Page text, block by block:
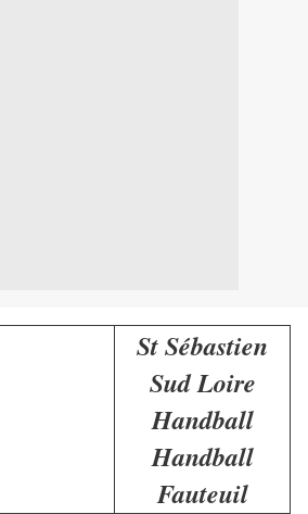
St Sébastien
Sud Loire
Handball
Handball
Fauteuil